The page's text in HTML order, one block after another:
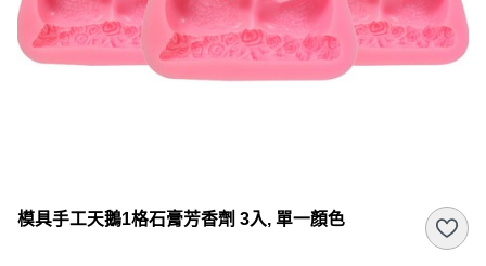
模具手工天鵝1格石膏芳香劑 3入, 單一顏色